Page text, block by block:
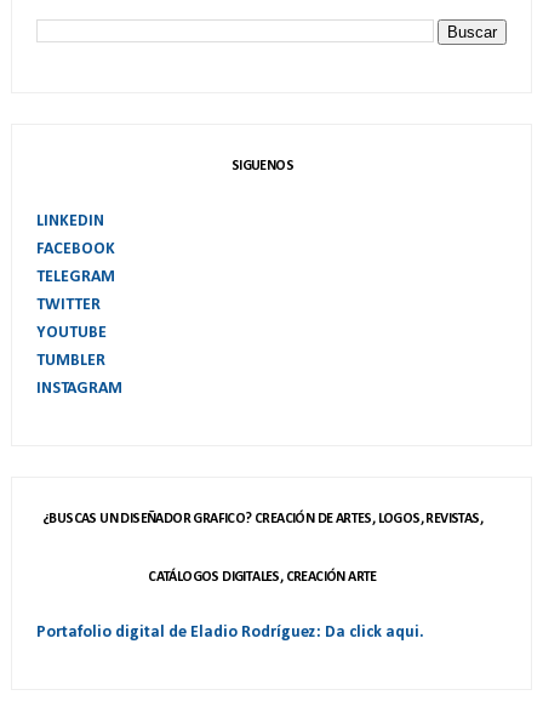
SIGUENOS
LINKEDIN
FACEBOOK
TELEGRAM
TWITTER
YOUTUBE
TUMBLER
INSTAGRAM
¿BUSCAS UN DISEÑADOR GRAFICO? CREACIÓN DE ARTES, LOGOS, REVISTAS,
CATÁLOGOS DIGITALES, CREACIÓN ARTE
Portafolio digital de Eladio Rodríguez: Da click aqui.